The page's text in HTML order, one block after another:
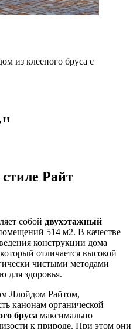
из клееного бруса с
Райт
собой двухэтажный
514 м2. В качестве
конструкции дома
отличается высокой
чистыми методами
для здоровья.
Ллойдом Райтом,
канонам органической
бруса максимально
к природе. При этом они